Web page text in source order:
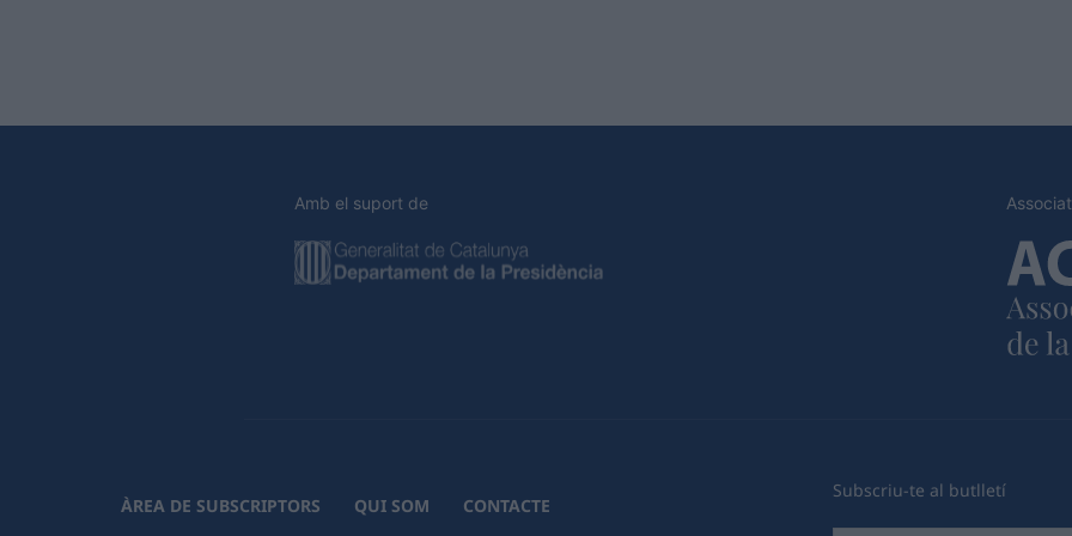
Amb el suport de
ÀREA DE SUBSCRIPTORS QUI SOM CONTACTE
Subscriu-te al butlletí